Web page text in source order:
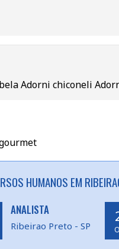
Adorni chiconeli
HUMANOS EM
ANALISTA
Ribeirao Preto - SP